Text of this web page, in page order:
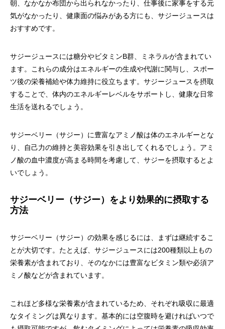
朝、なかなか布団から出られなかったり、仕事後に家事をする元
気がなかったり、健康面の悩みがある方にも、サジージュースは
おすすめです。
サジージュースには糖分やビタミンB群、ミネラルが含まれてい
ます。これらの成分はエネルギーの生成や代謝に関与し、スポー
ツ後の栄養補給や体力維持に役立ちます。サジージュースを摂取
することで、体内のエネルギーレベルをサポートし、健康な日常
生活を送れるでしょう。
サジーベリー（サジー）に豊富なアミノ酸は体のエネルギーとな
り、自己力の維持と美容効果を引き出してくれるでしょう。アミ
ノ酸の血中濃度が高まる時間を考慮して、サジーを摂取するとよ
いでしょう。
サジーベリー（サジー）をより効果的に摂取する
方法
サジーベリー（サジー）の効果を感じるには、まずは継続するこ
とが大切です。たとえば、サジージュースには200種類以上もの
栄養素が含まれており、そのなかには豊富なビタミン類や必須ア
ミノ酸などが含まれています。
これほど多様な栄養素が含まれているため、それぞれ吸収に最適
なタイミングは異なります。基本的には空腹時を避ければいつで